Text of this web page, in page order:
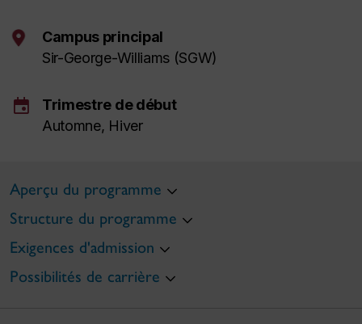
Campus principal
Sir-George-Williams (SGW)
event
Trimestre de début
Automne, Hiver
Aperçu du programme
Structure du programme
Exigences d'admission
Possibilités de carrière